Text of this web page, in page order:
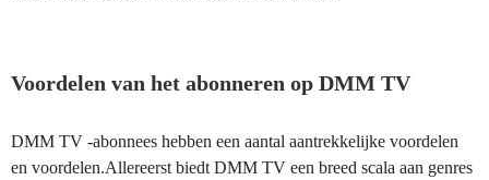
Voordelen van het abonneren op DMM TV
DMM TV -abonnees hebben een aantal aantrekkelijke voordelen
en voordelen.Allereerst biedt DMM TV een breed scala aan genres